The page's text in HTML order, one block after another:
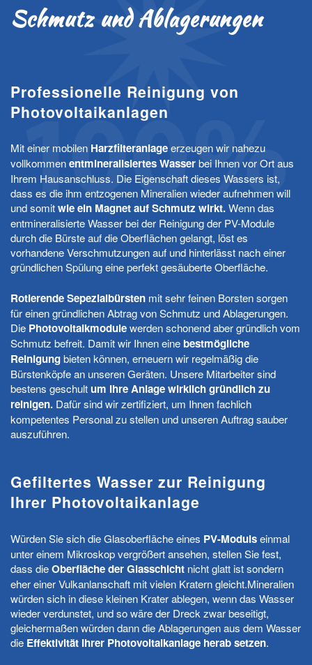
Schmutz und Ablagerungen
Professionelle Reinigung von
Photovoltaikanlagen
Mit einer mobilen Harzfilteranlageerzeugen wir nahezu
vollkommenentmineralisiertes Wasserbei Ihnen vor Ort aus
Ihrem Hausanschluss. Die Eigenschaft dieses Wassers ist,
dass es die ihm entzogenen Mineralien wieder aufnehmen will
und somitwie ein Magnet auf Schmutz wirkt.Wenn das
entmineralisierte Wasser bei der Reinigung der PV-Module
durch die Bürste auf die Oberflächen gelangt, löst es
vorhandene Verschmutzungen auf und hinterlässt nach einer
gründlichen Spülung eine perfekt gesäuberte Oberfläche.
Rotierende Sepezialbürsten mit sehr feinen Borsten sorgen
für einen gründlichen Abtrag von Schmutz und Ablagerungen.
Die Photovoltaikmodulewerden schonend aber gründlich vom
Schmutz befreit. Damit wir Ihnen eine bestmögliche
Reinigungbieten können, erneuern wir regelmäßig die
Bürstenköpfe an unseren Geräten. Unsere Mitarbeiter sind
bestens geschultum Ihre Anlage wirklich gründlich zu
reinigen. Dafür sind wir zertifiziert, um Ihnen fachlich
kompetentes Personal zu stellen und unseren Auftrag sauber
auszuführen.
Gefiltertes Wasser zur Reinigung
Ihrer Photovoltaikanlage
Würden Sie sich die Glasoberfläche eines PV-Modulseinmal
unter einem Mikroskop vergrößert ansehen, stellen Sie fest,
dass dieOberfläche der Glasschicht nicht glatt ist sondern
eher einer Vulkanlanschaft mit vielen Kratern gleicht.Mineralien
würden sich in diese kleinen Krater ablegen, wenn das Wasser
wieder verdunstet, und so wäre der Dreck zwar beseitigt,
gleichermaßen würden dann die Ablagerungen aus dem Wasser
die Effektivität Ihrer Photovoltaikanlage herab setzen.